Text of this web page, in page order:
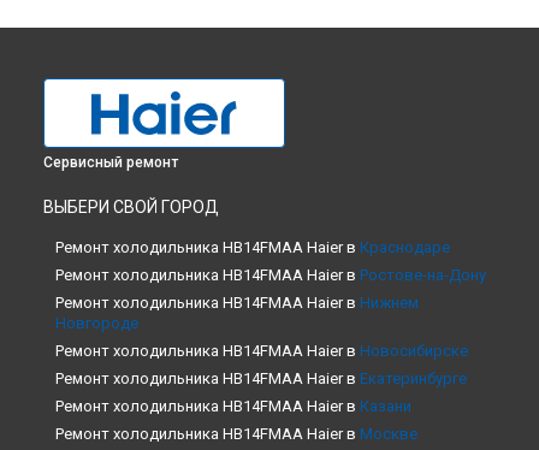
Сервисный ремонт
ВЫБЕРИ СВОЙ ГОРОД
Ремонт холодильника HB14FMAA Haier в Краснодаре
Ремонт холодильника HB14FMAA Haier в Ростове-на-Дону
Ремонт холодильника HB14FMAA Haier в Нижнем
Новгороде
Ремонт холодильника HB14FMAA Haier в Новосибирске
Ремонт холодильника HB14FMAA Haier в Екатеринбурге
Ремонт холодильника HB14FMAA Haier в Казани
Ремонт холодильника HB14FMAA Haier в Москве